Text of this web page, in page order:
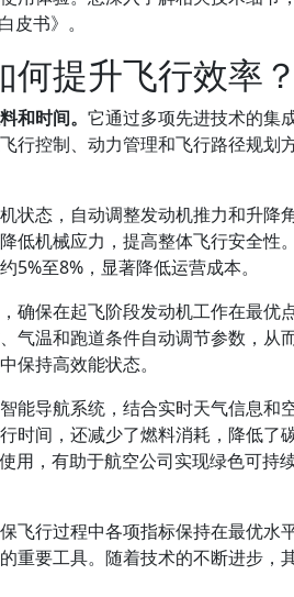
书》。
提升飞行效率？
和时间。 它通过多项先进技术的集
行控制、动力管理和飞行路径规划
状态，自动调整发动机推力和升降
低机械应力，提高整体飞行安全性
至8%，显著降低运营成本。
确保在起飞阶段发动机工作在最优
气温和跑道条件自动调节参数，从
保持高效能状态。
能导航系统，结合实时天气信息和
间，还减少了燃料消耗，降低了碳
用，有助于航空公司实现绿色可持
飞行过程中各项指标保持在最优水
重要工具。随着技术的不断进步，